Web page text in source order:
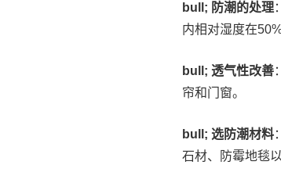
bull; 防潮的处理
内相对湿度在
bull; 透气性改善
帘和门窗。
bull; 选防潮材料
石材、防霉地毯